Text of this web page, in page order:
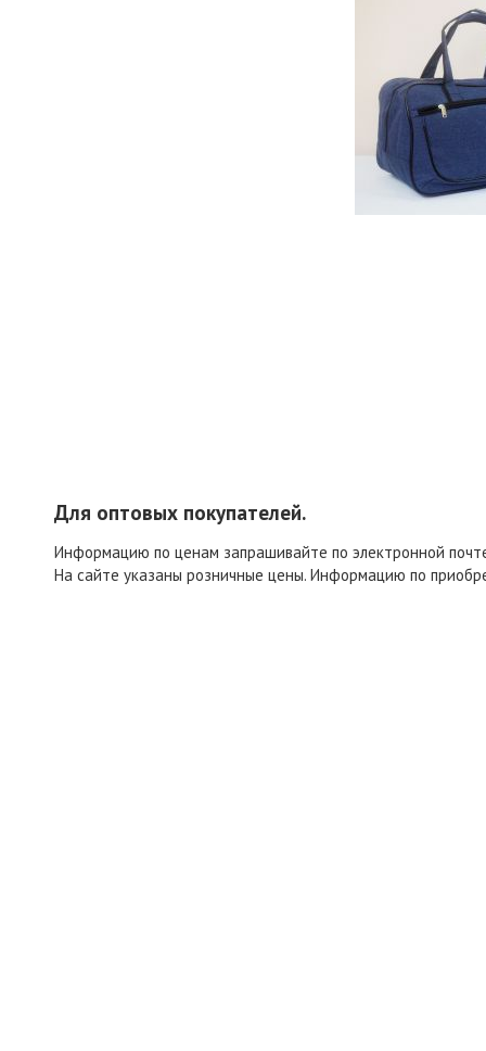
Для оптовых покупателей.
Информацию по ценам запрашивайте по электронной
На сайте указаны розничные цены. Информацию по